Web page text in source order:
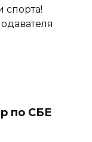
спорта!
по СБЕ